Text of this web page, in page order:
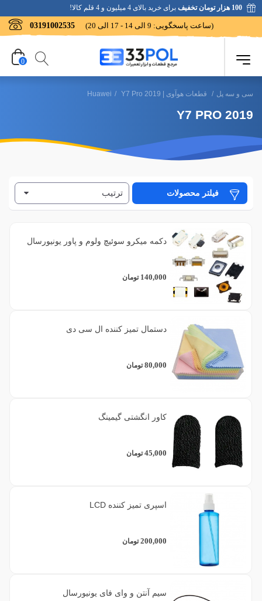
100 هزار تومان تخفیف برای خرید بالای 4 میلیون و 4 قلم کالا!
03191002535 (ساعت پاسخگویی: 9 الی 14 - 17 الی 20)
0
سی و سه پل / قطعات هوآوی | Huawei / Y7 Pro 2019
Y7 PRO 2019
فیلتر محصولات ترتیب
دکمه میکرو سوئیچ ولوم و پاور یونیورسال
140,000 تومان
دستمال تمیز کننده ال سی دی
80,000 تومان
کاور انگشتی گیمینگ
45,000 تومان
اسپری تمیز کننده LCD
200,000 تومان
سیم آنتن و وای فای یونیورسال